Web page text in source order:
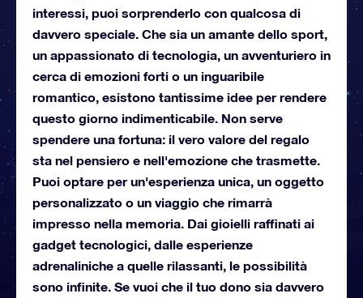
interessi, puoi sorprenderlo con qualcosa di
davvero speciale. Che sia un amante dello sport,
un appassionato di tecnologia, un avventuriero in
cerca di emozioni forti o un inguaribile
romantico, esistono tantissime idee per rendere
questo giorno indimenticabile. Non serve
spendere una fortuna: il vero valore del regalo
sta nel pensiero e nell'emozione che trasmette.
Puoi optare per un'esperienza unica, un oggetto
personalizzato o un viaggio che rimarrà
impresso nella memoria. Dai gioielli raffinati ai
gadget tecnologici, dalle esperienze
adrenaliniche a quelle rilassanti, le possibilità
sono infinite. Se vuoi che il tuo dono sia davvero